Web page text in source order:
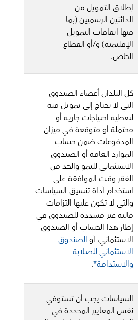
إطلاق التمويل من
الدائنين الرسميين (بما
فيها اتفاقات التمويل
الإقليمية) و/أو القطاع
الخاص.
كل البلدان أعضاء الصندوق
التي لا تحتاج إلى تمويل منه
لتغطية احتياجات جارية أو
محتملة أو متوقعة في ميزان
المدفوعات ضمن حساب
الموارد العامة أو الصندوق
الاستئماني للنمو والحد من
الفقر وقت الموافقة على
استخدام أداة تنسيق السياسات
والتي لا تكون عليها التزامات
مالية غير مسددة للصندوق في
إطار هذا الحساب أو الصندوق
الاستئماني، أوالصندوق
الاستئماني للصلابة
والاستدامة*.
السياسات يجب أن تستوفي
نفس المعايير المحددة في